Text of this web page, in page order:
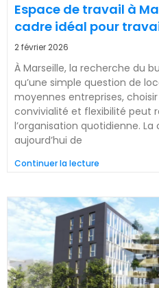
Espace de travail à
cadre idéal pour
2 février 2026
À Marseille, la recherche du
qu’une simple question de
moyennes entreprises,
convivialité et flexibilité peut
l’organisation quotidienne.
aujourd’hui de
Continuer la lecture